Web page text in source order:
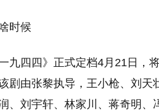
时候
九四四》正式定档4月21日，
剧由张黎执导，王小枪、刘天
、刘宇轩、林家川、蒋奇明、